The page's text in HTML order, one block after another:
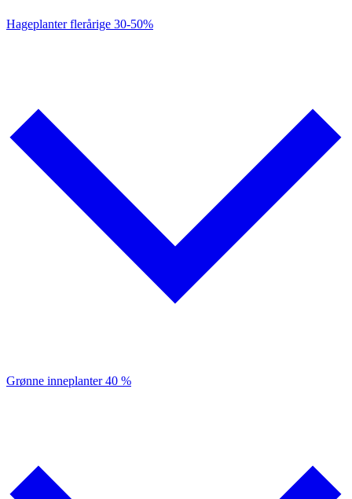
Hageplanter flerårige 30-50%
Grønne inneplanter40 %